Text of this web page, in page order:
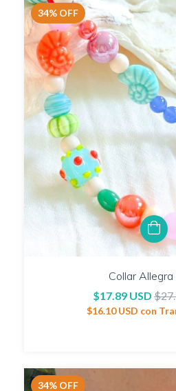
34% OFF
Collar Allegra
$17.89 USD
$16.10 USD con
34% OFF